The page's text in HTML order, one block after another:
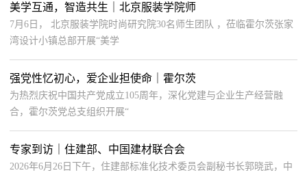
美学互通，智造共生｜北京服装学院师
7月6日， 北京服装学院时尚研究院30名师生团队 ，莅临霍尔茨张家
湾设计小镇总部开展“美学
强党性忆初心，爱企业担使命｜霍尔茨
为热烈庆祝中国共产党成立105周年，深化党建与企业生产经营融
合，霍尔茨党总支组织开展“
专家到访｜住建部、中国建材联合会
2026年6月26日下午，住建部标准化技术委员会副秘书长郭晓武，中